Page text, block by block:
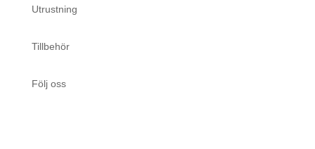
Utrustning
Tillbehör
Följ oss